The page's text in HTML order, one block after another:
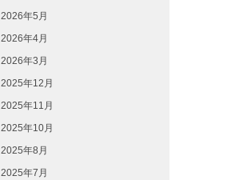
2026年5月
2026年4月
2026年3月
2025年12月
2025年11月
2025年10月
2025年8月
2025年7月